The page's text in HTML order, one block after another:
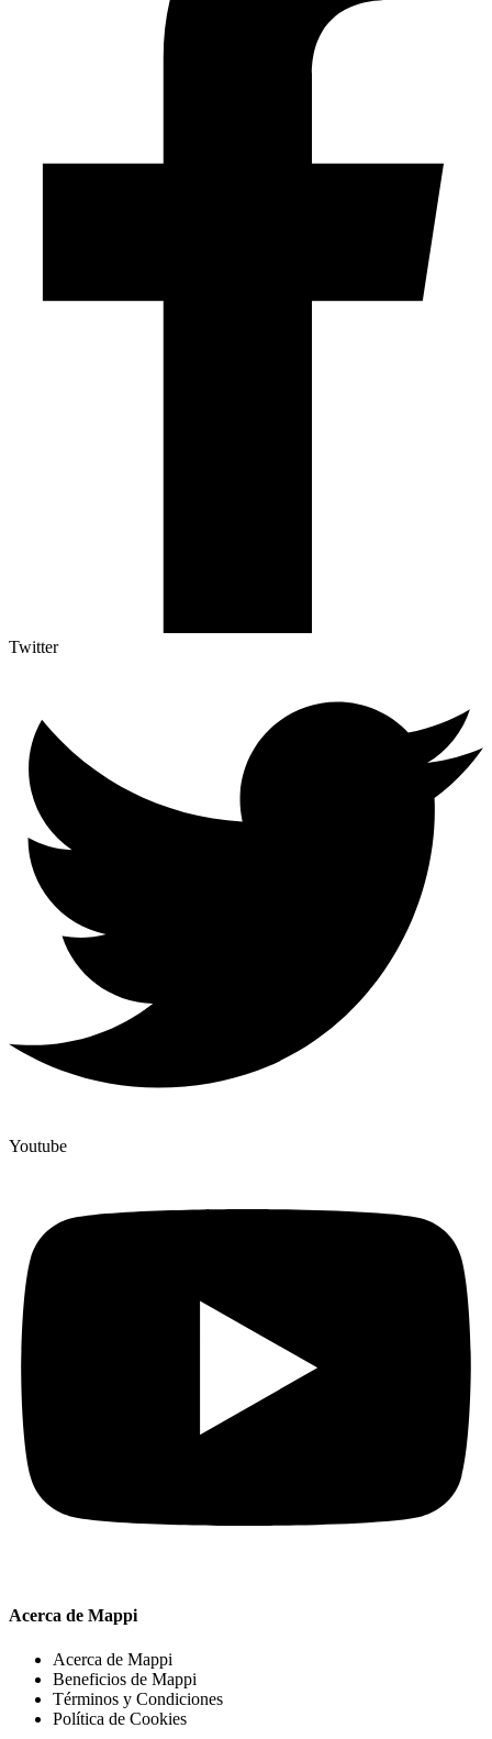
Twitter
Youtube
Acerca de Mappi
Acerca de Mappi
Beneficios de Mappi
Términos y Condiciones
Política de Cookies